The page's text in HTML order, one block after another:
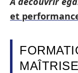
et